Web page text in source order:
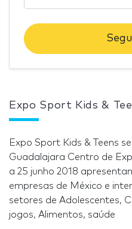
Expo Sport Kids &
Expo Sport Kids & Teens
Guadalajara Centro de
a 25 junho 2018
empresas de México e
setores de Adolescentes,
jogos, Alimentos, saúde